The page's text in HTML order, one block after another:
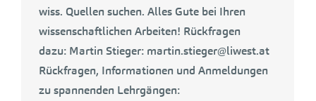
wiss. Quellen suchen. Alles Gute bei Ihren
wissenschaftlichen Arbeiten! Rückfragen
dazu: Martin Stieger: martin.stieger@liwest.at
Rückfragen, Informationen und Anmeldungen
zu spannenden Lehrgängen: